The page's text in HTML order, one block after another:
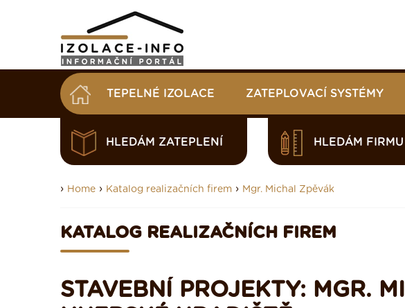
TEPELNÉ IZOLACE ZATEPLOVACÍ SYSTÉMY
HLEDÁM ZATEPLENÍ HLEDÁM FIRMU
› Home › Katalog realizačních firem › Mgr. Michal Zpěvák
KATALOG REALIZAČNÍCH FIREM
STAVEBNÍ PROJEKTY: MGR.